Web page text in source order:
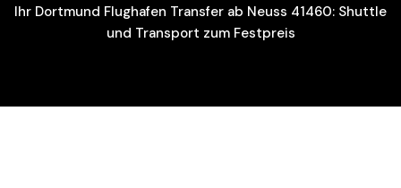
Ihr Dortmund Flughafen Transfer ab Neuss 41460: Shuttle
und Transport zum Festpreis